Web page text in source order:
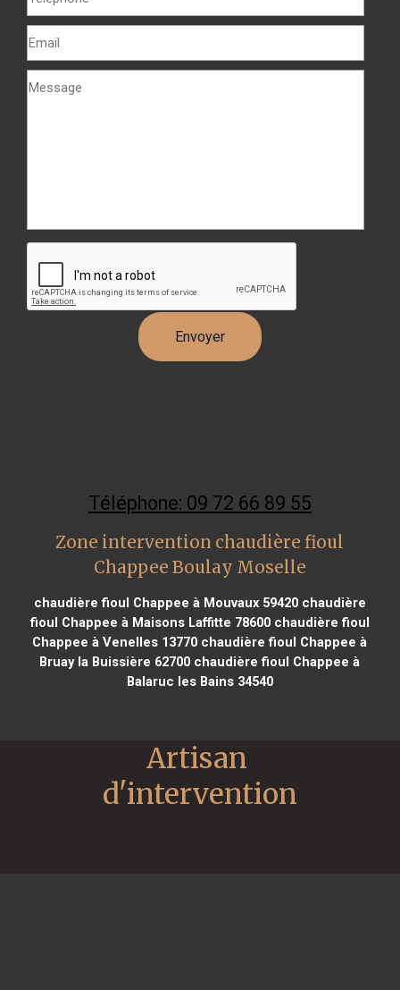
Téléphone: 09 72 66 89 55
Zone intervention chaudière fioul
Chappee Boulay Moselle
chaudière fioul Chappee à Mouvaux 59420chaudière
fioul Chappee à Maisons Laffitte 78600chaudière fioul
Chappee à Venelles 13770 chaudière fioul Chappee à
Bruay la Buissière 62700 chaudière fioul Chappee à
Balaruc les Bains 34540
Artisan
d'intervention